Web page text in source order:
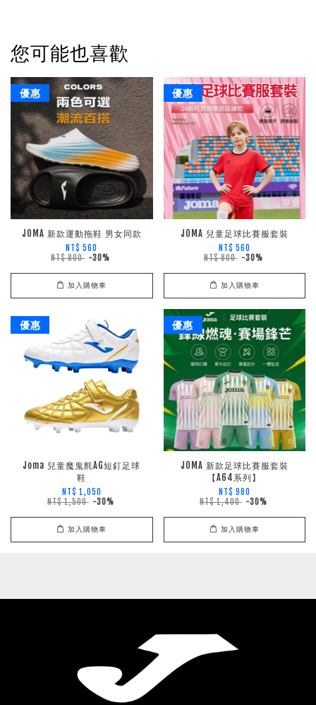
您可能也喜歡
優惠
JOMA 新款運動拖鞋 男女同款
NT$ 560
NT$ 800 -30%
加入購物車
優惠
JOMA 兒童足球比賽服套裝
NT$ 560
NT$ 800 -30%
加入購物車
優惠
Joma 兒童魔鬼氈AG短釘足球
鞋
NT$ 1,050
NT$ 1,500 -30%
加入購物車
優惠
JOMA 新款足球比賽服套裝
【A64系列】
NT$ 980
NT$ 1,400 -30%
加入購物車